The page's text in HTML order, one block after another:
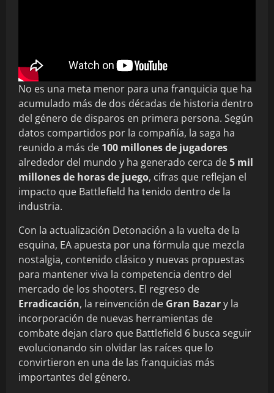
No es una meta menor para una franquicia que ha
acumulado más de dos décadas de historia dentro
del género de disparos en primera persona. Según
datos compartidos por la compañía, la saga ha
reunido a más de 100 millones de jugadores
alrededor del mundo y ha generado cerca de5 mil
millones de horas de juego, cifras que reflejan el
impacto que Battlefield ha tenido dentro de la
industria.
Con la actualización Detonación a la vuelta de la
esquina, EA apuesta por una fórmula que mezcla
nostalgia, contenido clásico y nuevas propuestas
para mantener viva la competencia dentro del
mercado de los shooters. El regreso de
Erradicación, la reinvención de Gran Bazary la
incorporación de nuevas herramientas de
combate dejan claro que Battlefield 6 busca seguir
evolucionando sin olvidar las raíces que lo
convirtieron en una de las franquicias más
importantes del género.